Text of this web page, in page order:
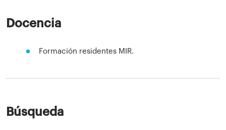
Docencia
Formación residentes MIR.
Búsqueda